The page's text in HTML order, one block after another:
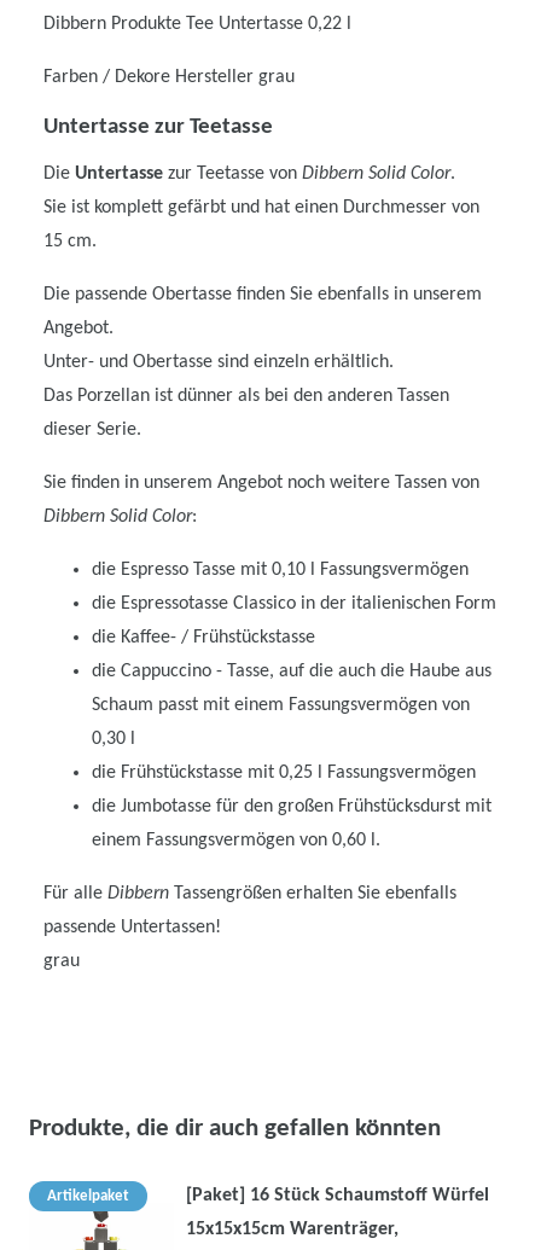
Dibbern Produkte Tee Untertasse 0,22 l
Farben / Dekore Hersteller grau
Untertasse zur Teetasse
Die Untertasse zur Teetasse von Dibbern Solid Color.
Sie ist komplett gefärbt und hat einen Durchmesser von
15 cm.
Die passende Obertasse finden Sie ebenfalls in unserem
Angebot.
Unter- und Obertasse sind einzeln erhältlich.
Das Porzellan ist dünner als bei den anderen Tassen
dieser Serie.
Sie finden in unserem Angebot noch weitere Tassen von
Dibbern Solid Color:
die Espresso Tasse mit 0,10 l Fassungsvermögen
die Espressotasse Classico in der italienischen Form
die Kaffee- / Frühstückstasse
die Cappuccino - Tasse, auf die auch die Haube aus
Schaum passt mit einem Fassungsvermögen von
0,30 l
die Frühstückstasse mit 0,25 l Fassungsvermögen
die Jumbotasse für den großen Frühstücksdurst mit
einem Fassungsvermögen von 0,60 l.
Für alle Dibbern Tassengrößen erhalten Sie ebenfalls
passende Untertassen!
grau
Produkte, die dir auch gefallen könnten
Artikelpaket
[Paket] 16 Stück Schaumstoff Würfel
15x15x15cm Warenträger,